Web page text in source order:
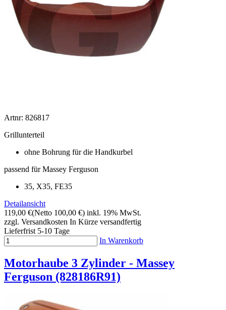
Artnr: 826817
Grillunterteil
ohne Bohrung für die Handkurbel
passend für Massey Ferguson
35, X35, FE35
Detailansicht
119,00 €(Netto 100,00 €) inkl. 19% MwSt.
zzgl. Versandkosten In Kürze versandfertig
Lieferfrist 5-10 Tage
In Warenkorb
Motorhaube 3 Zylinder - Massey
Ferguson (828186R91)